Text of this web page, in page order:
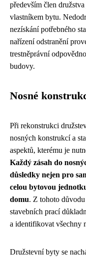
především člen
vlastníkem bytu.
nezískání potřebného
nařízení odstranění
trestněprávní
budovy.
Nosné
Při rekonstrukci
nosných konstrukcí a
aspektů, kterému je
Každý zásah do
důsledky nejen pro
celou bytovou
domu. Z tohoto
stavebních prací
a identifikovat všechny
Družstevní byty se